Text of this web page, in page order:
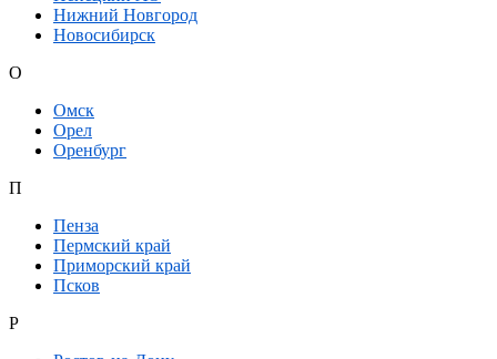
Нижний Новгород
Новосибирск
О
Омск
Орел
Оренбург
П
Пенза
Пермский край
Приморский край
Псков
Р